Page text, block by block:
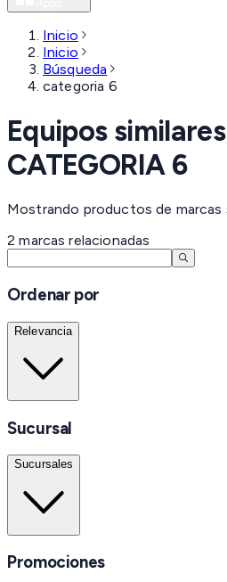
Inicio
Inicio
Búsqueda
categoria 6
Equipos
CATEGORIA 6
Mostrando productos de marcas
2 marcas relacionadas
Ordenar por
Relevancia
Sucursal
Sucursales
Promociones